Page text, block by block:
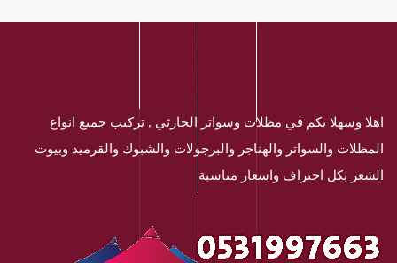
اهلا وسهلا بكم في مظلات وسواتر الحارثي , تركيب جميع انواع
المظلات والسواتر والهناجر والبرجولات والشبوك والقرميد وبيوت
الشعر بكل احتراف واسعار مناسبة